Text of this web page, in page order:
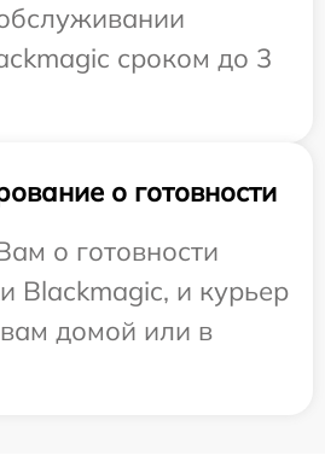
сроком до 3
о готовности
о готовности
Blackmagic, и курьер
домой или в